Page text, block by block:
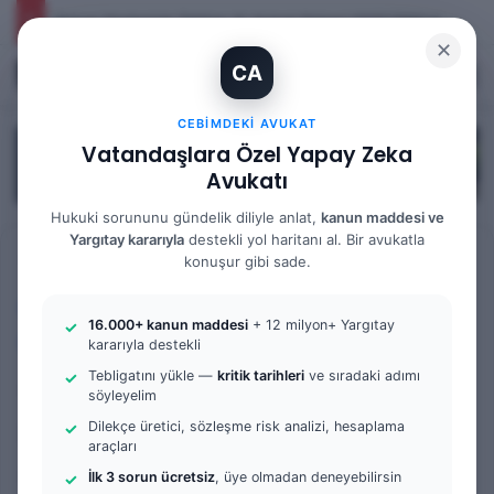
✕
CA
CEBIMDEKI AVUKAT
Vatandaşlara Özel Yapay Zeka
Avukatı
Hukuki sorununu gündelik diliyle anlat, kanun maddesi ve
Yargıtay kararıyla destekli yol haritanı al. Bir avukatla
konuşur gibi sade.
16.000+ kanun maddesi + 12 milyon+ Yargıtay
kararıyla destekli
Tebligatını yükle — kritik tarihleri ve sıradaki adımı
söyleyelim
Dilekçe üretici, sözleşme risk analizi, hesaplama
araçları
İlk 3 sorun ücretsiz, üye olmadan deneyebilirsin
İhtiyaç Nedeniyle Tahliye: 9. Hukuk Dairesi 2025/7083 K.
Örnek Dilekçe & Rehber
Tüm Yazılar
Gizlilik Kararının
Kaldırılması Talebi | 2025
Güncel Dilekçe ve Hukuki